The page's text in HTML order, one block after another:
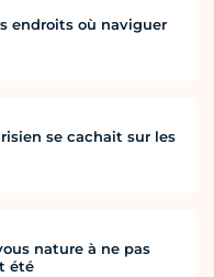
endroits où naviguer
se cachait sur les
nature à ne pas
été